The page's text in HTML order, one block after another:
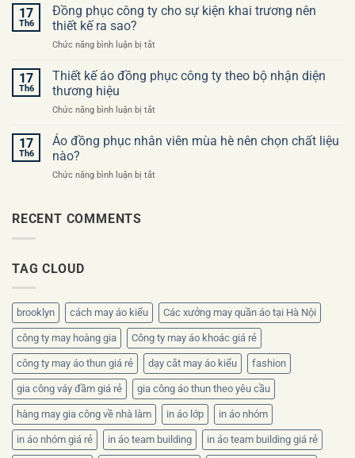
đặt
đồng
công
trước
may
phục
lần
17
Th6
Đồng phục công ty cho sự kiện khai trương nên
thiết kế ra sao?
Chức năng bình luận bị tắt
phục
công
cho
kiện
nên
17
Th6
Thiết kế áo đồng phục công ty theo bộ nhận diện
thương hiệu
Chức năng bình luận bị tắt
kế
phục
17
Th6
Áo đồng phục nhân viên mùa hè nên chọn chất liệu
nào?
Chức năng bình luận bị tắt
chất
liệu
nào?
RECENT COMMENTS
TAG CLOUD
brooklyn cách may áo kiểu Các xưởng may quần áo tại Hà Nội
công ty may hoàng gia Công ty may áo khoác giá rẻ
công ty may áo thun giá rẻ dạy cắt may áo kiểu fashion
gia công váy đầm giá rẻ gia công áo thun theo yêu cầu
hàng may gia công về nhà làm in áo lớp in áo nhóm
in áo nhóm giá rẻ in áo team building in áo team building giá rẻ